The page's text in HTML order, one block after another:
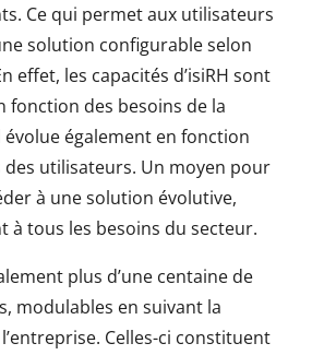
Ce qui permet aux utilisateurs
solution configurable selon
effet, les capacités d’isiRH sont
fonction des besoins de la
évolue également en fonction
des utilisateurs. Un moyen pour
à une solution évolutive,
à tous les besoins du secteur.
plus d’une centaine de
modulables en suivant la
Celles-ci constituent